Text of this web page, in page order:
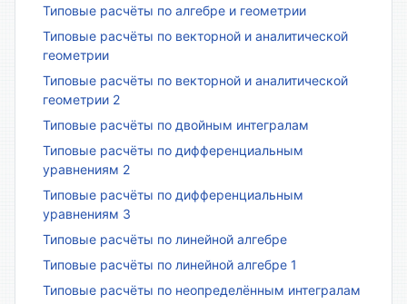
Типовые расчёты по алгебре и геометрии
Типовые расчёты по векторной и аналитической
геометрии
Типовые расчёты по векторной и аналитической
геометрии 2
Типовые расчёты по двойным интегралам
Типовые расчёты по дифференциальным
уравнениям 2
Типовые расчёты по дифференциальным
уравнениям 3
Типовые расчёты по линейной алгебре
Типовые расчёты по линейной алгебре 1
Типовые расчёты по неопределённым интегралам